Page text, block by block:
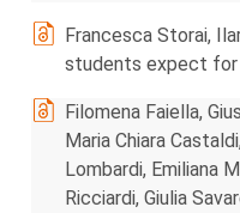
Francesca Storai,
students expect
Filomena Faiella,
Maria Chiara
Lombardi, Emiliana
Ricciardi, Giulia